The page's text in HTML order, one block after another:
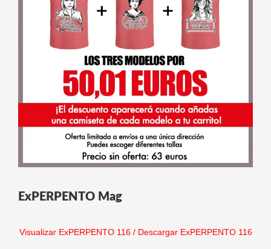
ExPERPENTO Mag
Visualizar ExPERPENTO 116/ Descargar ExPERPENTO 116